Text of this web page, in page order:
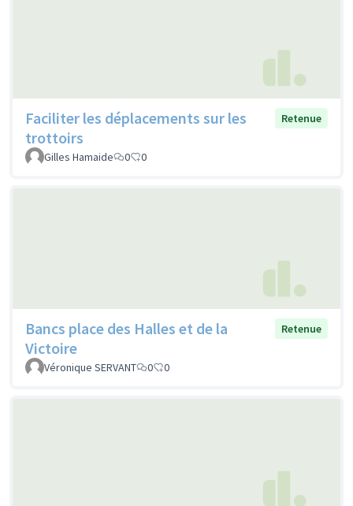
Faciliter les déplacements sur les
trottoirs
Retenue
Gilles Hamaide 0 0
Bancs place des Halles et de la
Victoire
Retenue
Véronique SERVANT 0 0